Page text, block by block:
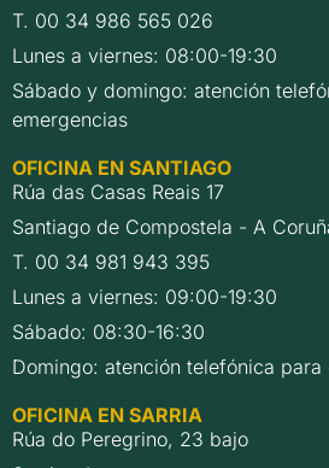
T. 00 34 986 565 026
Lunes a viernes: 08:00-19:30
Sábado y domingo: atención
emergencias
OFICINA EN SANTIAGO
Rúa das Casas Reais 17
Santiago de Compostela - A
T. 00 34 981 943 395
Lunes a viernes: 09:00-19:30
Sábado: 08:30-16:30
Domingo: atención telefónica para
OFICINA EN SARRIA
Rúa do Peregrino, 23 bajo